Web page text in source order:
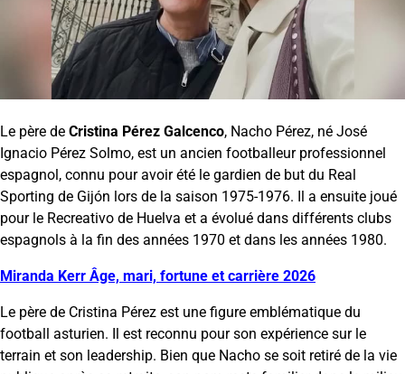
Le père de Cristina Pérez Galcenco, Nacho Pérez, né José
Ignacio Pérez Solmo, est un ancien footballeur professionnel
espagnol, connu pour avoir été le gardien de but du Real
Sporting de Gijón lors de la saison 1975-1976. Il a ensuite joué
pour le Recreativo de Huelva et a évolué dans différents clubs
espagnols à la fin des années 1970 et dans les années 1980.
Miranda Kerr Âge, mari, fortune et carrière 2026
Le père de Cristina Pérez est une figure emblématique du
football asturien. Il est reconnu pour son expérience sur le
terrain et son leadership. Bien que Nacho se soit retiré de la vie